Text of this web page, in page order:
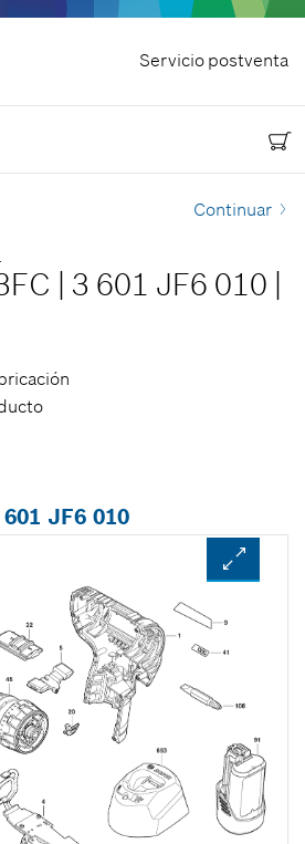
Servicio postventa
Continuar
3 601 JF6 010
JF6 010